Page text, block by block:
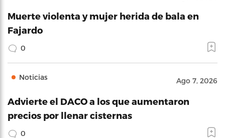
Muerte violenta y mujer herida de bala en
Fajardo
0
Noticias Ago 7, 2026
Advierte el DACO a los que aumentaron
precios por llenar cisternas
0